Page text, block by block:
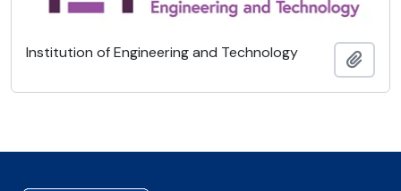
Institution of Engineering and Technology